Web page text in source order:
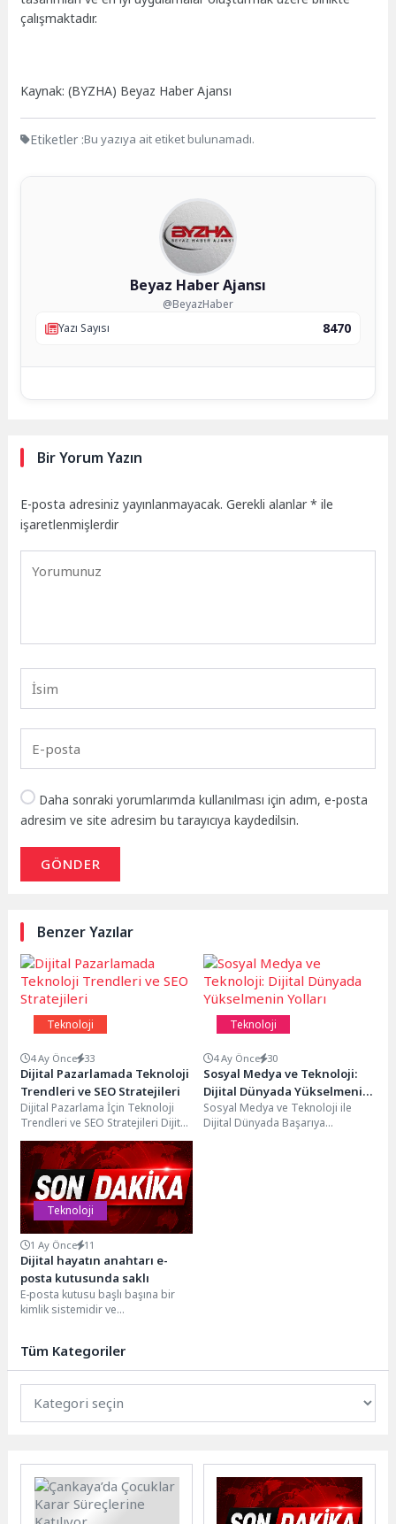
çalışmaktadır.
Kaynak: (BYZHA) Beyaz Haber Ajansı
Etiketler :Bu yazıya ait etiket bulunamadı.
Beyaz Haber Ajansı
@BeyazHaber
Yazı Sayısı
8470
Bir Yorum Yazın
E-posta adresiniz yayınlanmayacak. Gerekli alanlar* ile
işaretlenmişlerdir
Daha sonraki yorumlarımda kullanılması için adım, e-posta
adresim ve site adresim bu tarayıcıya kaydedilsin.
GÖNDER
Benzer Yazılar
Teknoloji
4 Ay Önce 33
Dijital Pazarlamada Teknoloji
Trendleri ve SEO Stratejileri
Dijital Pazarlama İçin Teknoloji
Trendleri ve SEO Stratejileri Dijital
pazarlama, sürekli gelişen bir
alan olup...
Teknoloji
4 Ay Önce 30
Sosyal Medya ve Teknoloji:
Dijital Dünyada Yükselmenin
Yolları
Sosyal Medya ve Teknoloji ile
Dijital Dünyada Başarıya
Teknoloji
1 Ay Önce 11
Dijital hayatın anahtarı e-
posta kutusunda saklı
E-posta kutusu başlı başına bir
kimlik sistemidir ve
Tüm Kategoriler